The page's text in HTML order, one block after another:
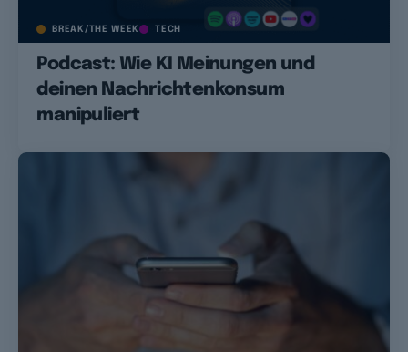
BREAK/THE WEEK TECH
Podcast: Wie KI Meinungen und
deinen Nachrichtenkonsum
manipuliert